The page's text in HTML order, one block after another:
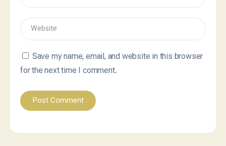
Save my name, email, and website in this browser
for the next time I comment.